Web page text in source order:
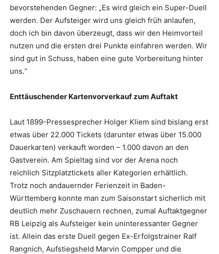
bevorstehenden Gegner: „Es wird gleich ein Super-Duell
werden. Der Aufsteiger wird uns gleich früh anlaufen,
doch ich bin davon überzeugt, dass wir den Heimvorteil
nutzen und die ersten drei Punkte einfahren werden. Wir
sind gut in Schuss, haben eine gute Vorbereitung hinter
uns.“
Enttäuschender Kartenvorverkauf zum Auftakt
Laut 1899-Pressesprecher Holger Kliem sind bislang erst
etwas über 22.000 Tickets (darunter etwas über 15.000
Dauerkarten) verkauft worden – 1.000 davon an den
Gastverein. Am Spieltag sind vor der Arena noch
reichlich Sitzplatztickets aller Kategorien erhältlich.
Trotz noch andauernder Ferienzeit in Baden-
Württemberg konnte man zum Saisonstart sicherlich mit
deutlich mehr Zuschauern rechnen, zumal Auftaktgegner
RB Leipzig als Aufsteiger kein uninteressanter Gegner
ist. Allein das erste Duell gegen Ex-Erfolgstrainer Ralf
Rangnich, Aufstiegsheld Marvin Compper und die